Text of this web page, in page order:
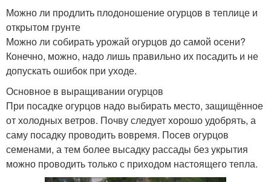
Можно ли продлить плодоношение огурцов в теплице и
открытом грунте
Можно ли собирать урожай огурцов до самой осени?
Конечно, можно, надо лишь правильно их посадить и не
допускать ошибок при уходе.
Основное в выращивании огурцов
При посадке огурцов надо выбирать место, защищённое
от холодных ветров. Почву следует хорошо удобрять, а
саму посадку проводить вовремя. Посев огурцов
семенами, а тем более высадку рассады без укрытия
можно проводить только с приходом настоящего тепла.